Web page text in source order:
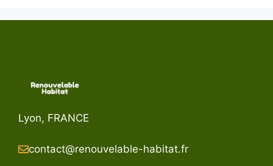
Lyon, FRANCE
contact@renouvelable-habitat.fr